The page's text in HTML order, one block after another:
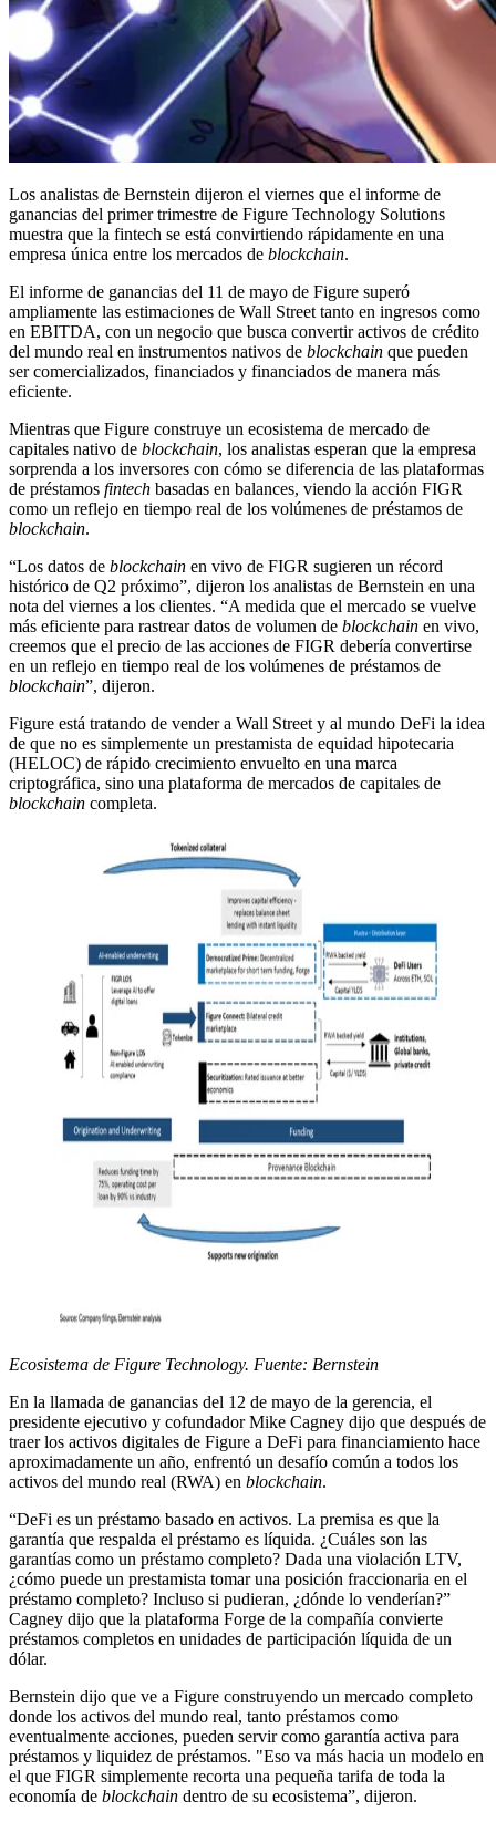
Los analistas de Bernstein dijeron el viernes que el informe de
ganancias del primer trimestre de Figure Technology Solutions
muestra que la fintech se está convirtiendo rápidamente en una
empresa única entre los mercados de blockchain.
El informe de ganancias del 11 de mayo de Figure superó
ampliamente las estimaciones de Wall Street tanto en ingresos como
en EBITDA, con un negocio que busca convertir activos de crédito
del mundo real en instrumentos nativos de blockchain que pueden
ser comercializados, financiados y financiados de manera más
eficiente.
Mientras que Figure construye un ecosistema de mercado de
capitales nativo de blockchain, los analistas esperan que la empresa
sorprenda a los inversores con cómo se diferencia de las plataformas
de préstamos fintech basadas en balances, viendo la acción FIGR
como un reflejo en tiempo real de los volúmenes de préstamos de
blockchain.
“Los datos de blockchain en vivo de FIGR sugieren un récord
histórico de Q2 próximo”, dijeron los analistas de Bernstein en una
nota del viernes a los clientes. “A medida que el mercado se vuelve
más eficiente para rastrear datos de volumen de blockchain en vivo,
creemos que el precio de las acciones de FIGR debería convertirse
en un reflejo en tiempo real de los volúmenes de préstamos de
blockchain”, dijeron.
Figure está tratando de vender a Wall Street y al mundo DeFi la idea
de que no es simplemente un prestamista de equidad hipotecaria
(HELOC) de rápido crecimiento envuelto en una marca
criptográfica, sino una plataforma de mercados de capitales de
blockchain completa.
Ecosistema de Figure Technology. Fuente: Bernstein
En la llamada de ganancias del 12 de mayo de la gerencia, el
presidente ejecutivo y cofundador Mike Cagney dijo que después de
traer los activos digitales de Figure a DeFi para financiamiento hace
aproximadamente un año, enfrentó un desafío común a todos los
activos del mundo real (RWA) en blockchain.
“DeFi es un préstamo basado en activos. La premisa es que la
garantía que respalda el préstamo es líquida. ¿Cuáles son las
garantías como un préstamo completo? Dada una violación LTV,
¿cómo puede un prestamista tomar una posición fraccionaria en el
préstamo completo? Incluso si pudieran, ¿dónde lo venderían?”
Cagney dijo que la plataforma Forge de la compañía convierte
préstamos completos en unidades de participación líquida de un
dólar.
Bernstein dijo que ve a Figure construyendo un mercado completo
donde los activos del mundo real, tanto préstamos como
eventualmente acciones, pueden servir como garantía activa para
préstamos y liquidez de préstamos. "Eso va más hacia un modelo en
el que FIGR simplemente recorta una pequeña tarifa de toda la
economía de blockchain dentro de su ecosistema”, dijeron.